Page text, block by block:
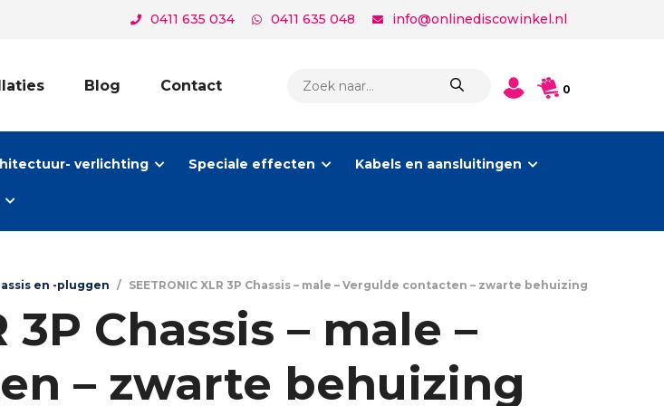
0411 635 034 0411 635 048 info@onlinediscowinkel.nl
Blog Contact
ZOEKEN
0
verlichting Speciale effecten Kabels en aansluitingen
en -pluggen / SEETRONIC XLR 3P Chassis – male – Vergulde contacten – zwarte behuizing
3P Chassis – male –
– zwarte behuizing